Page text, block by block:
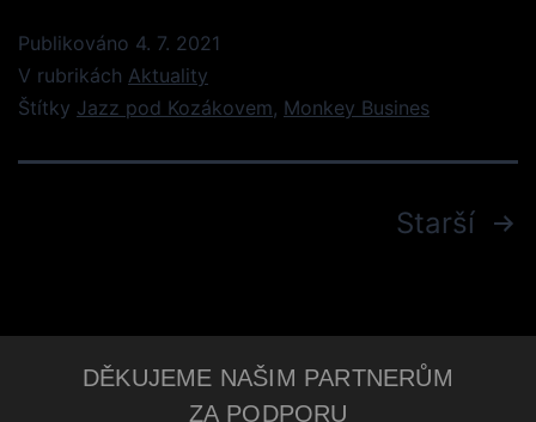
Publikováno 4. 7. 2021
V rubrikách Aktuality
Štítky Jazz pod Kozákovem, Monkey Busines
Starší
DĚKUJEME NAŠIM PARTNERŮM
ZA PODPORU